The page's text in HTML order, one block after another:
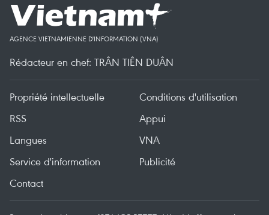
AGENCE VIETNAMIENNE D'INFORMATION (VNA)
Rédacteur en chef: TRÂN TIÊN DUÂN
Propriété intellectuelle
Conditions d'utilisation
RSS
Appui
Langues
VNA
Service d'information
Publicité
Contact